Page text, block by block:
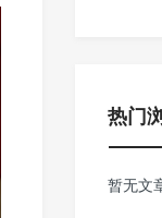
热门
暂无文